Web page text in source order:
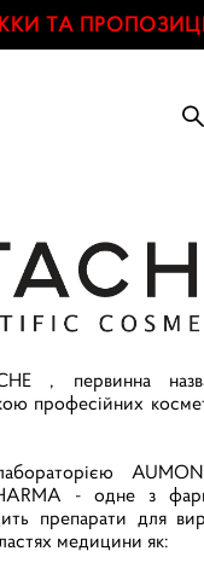
ТА
, первинна
професійних
AUMON
- одне з
препарати для
медицини як: